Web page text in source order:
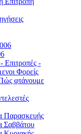
-
Φορείς
φτάνουμε
Παρασκευής
Σαββάτου